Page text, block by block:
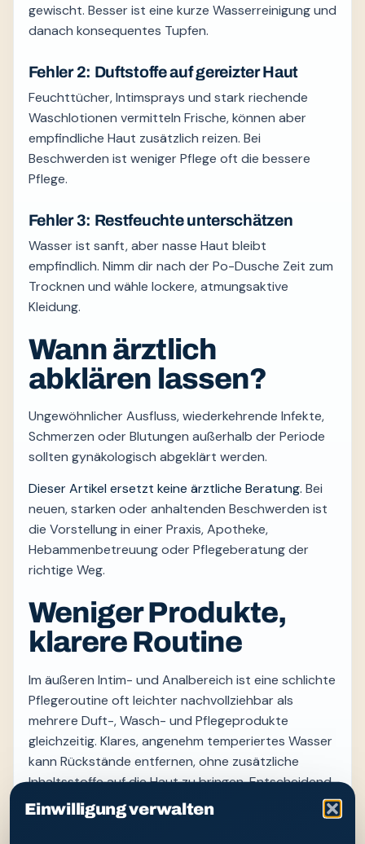
Einwilligung verwalten
gewischt. Besser ist eine kurze Wasserreinigung und
danach konsequentes Tupfen.
Fehler 2: Duftstoffe auf gereizter Haut
Feuchttücher, Intimsprays und stark riechende
Waschlotionen vermitteln Frische, können aber
empfindliche Haut zusätzlich reizen. Bei
Beschwerden ist weniger Pflege oft die bessere
Pflege.
Fehler 3: Restfeuchte unterschätzen
Wasser ist sanft, aber nasse Haut bleibt
empfindlich. Nimm dir nach der Po-Dusche Zeit zum
Trocknen und wähle lockere, atmungsaktive
Kleidung.
Wann ärztlich
abklären lassen?
Ungewöhnlicher Ausfluss, wiederkehrende Infekte,
Schmerzen oder Blutungen außerhalb der Periode
sollten gynäkologisch abgeklärt werden.
Dieser Artikel ersetzt keine ärztliche Beratung. Bei
neuen, starken oder anhaltenden Beschwerden ist
die Vorstellung in einer Praxis, Apotheke,
Hebammenbetreuung oder Pflegeberatung der
richtige Weg.
Weniger Produkte,
klarere Routine
Im äußeren Intim- und Analbereich ist eine schlichte
Pflegeroutine oft leichter nachvollziehbar als
mehrere Duft-, Wasch- und Pflegeprodukte
gleichzeitig. Klares, angenehm temperiertes Wasser
kann Rückstände entfernen, ohne zusätzliche
Inhaltsstoffe auf die Haut zu bringen. Entscheidend
sind wenig Druck, kurze Anwendung und
sorgfältiges Trocknen.